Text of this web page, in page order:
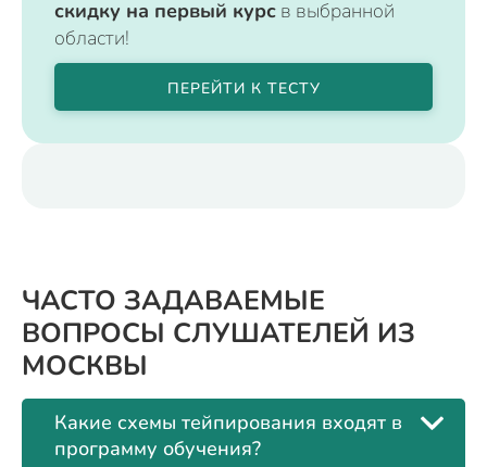
скидку на первый курс в выбранной
области!
ПЕРЕЙТИ К ТЕСТУ
ЧАСТО ЗАДАВАЕМЫЕ
ВОПРОСЫ СЛУШАТЕЛЕЙ ИЗ
МОСКВЫ
Какие схемы тейпирования входят в
программу обучения?